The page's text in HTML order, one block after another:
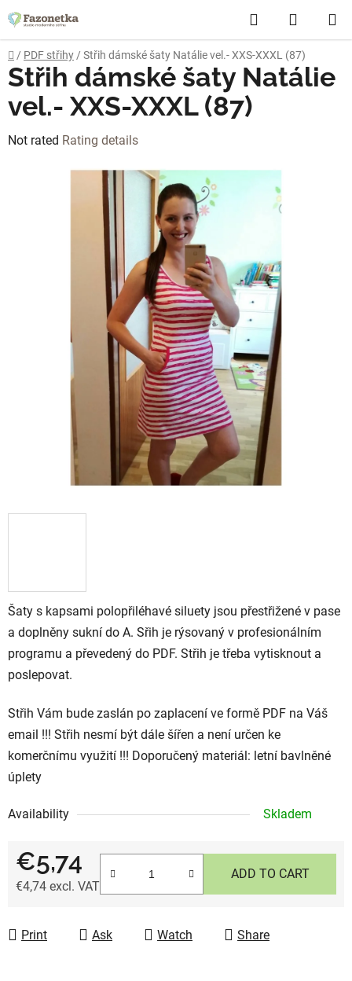
to
content
Search
CART
Home
/ PDF střihy / Střih dámské šaty Natálie vel.- XXS-XXXL (87)
Šaty s kapsami polopřiléhavé siluety jsou přestřižené v pase
a doplněny sukní do A. Sřih je rýsovaný v profesionálním
programu a převedený do PDF. Střih je třeba vytisknout a
poslepovat.
Střih Vám bude zaslán po zaplacení ve formě PDF na Váš
email !!! Střih nesmí být dále šířen a není určen ke
komerčnímu využití !!! Doporučený materiál: letní bavlněné
úplety
Availability Skladem
€5,74
€4,74 excl. VAT
ADD TO CART
Print Ask Watch Share
Střih dámské šaty Natálie
vel.- XXS-XXXL (87)
The
Not rated Rating details